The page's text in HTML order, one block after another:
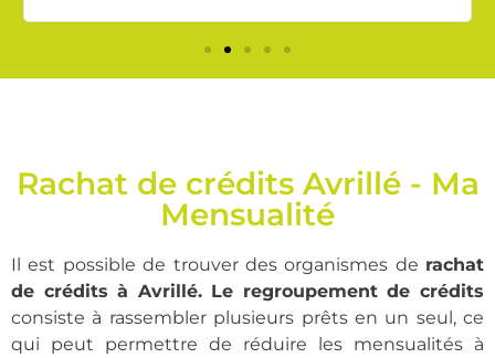
Rachat de crédits Avrillé - Ma
Mensualité
Il est possible de trouver des organismes de rachat
de crédits à Avrillé. Le regroupement de crédits
consiste à rassembler plusieurs prêts en un seul, ce
qui peut permettre de réduire les mensualités à